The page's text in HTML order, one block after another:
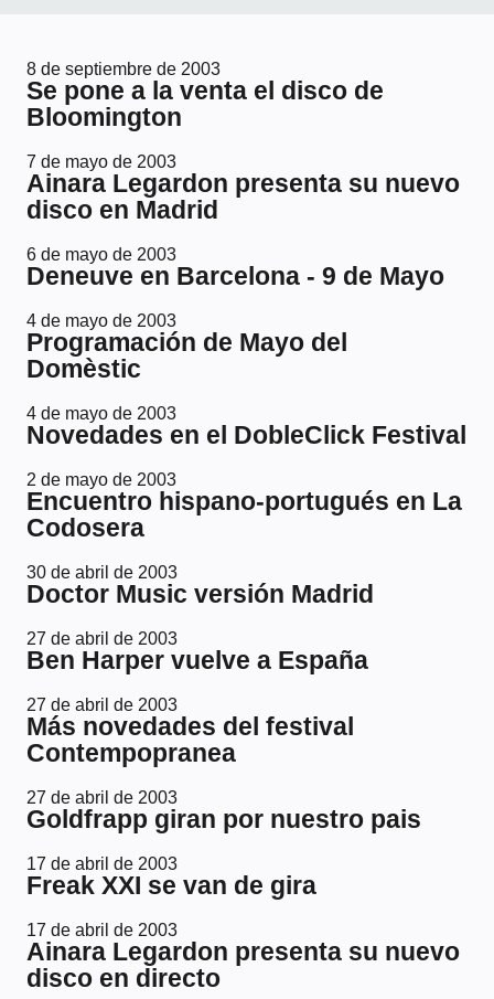
8 de septiembre de 2003
Se pone a la venta el disco de
Bloomington
7 de mayo de 2003
Ainara Legardon presenta su nuevo
disco en Madrid
6 de mayo de 2003
Deneuve en Barcelona - 9 de Mayo
4 de mayo de 2003
Programación de Mayo del
Domèstic
4 de mayo de 2003
Novedades en el DobleClick Festival
2 de mayo de 2003
Encuentro hispano-portugués en La
Codosera
30 de abril de 2003
Doctor Music versión Madrid
27 de abril de 2003
Ben Harper vuelve a España
27 de abril de 2003
Más novedades del festival
Contempopranea
27 de abril de 2003
Goldfrapp giran por nuestro pais
17 de abril de 2003
Freak XXI se van de gira
17 de abril de 2003
Ainara Legardon presenta su nuevo
disco en directo